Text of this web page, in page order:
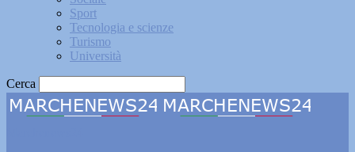
Sport
Tecnologia e scienze
Turismo
Università
Cerca